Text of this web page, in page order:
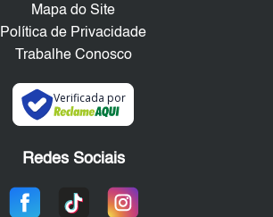
Mapa do Site
Política de Privacidade
Trabalhe Conosco
Verificada por
Redes Sociais